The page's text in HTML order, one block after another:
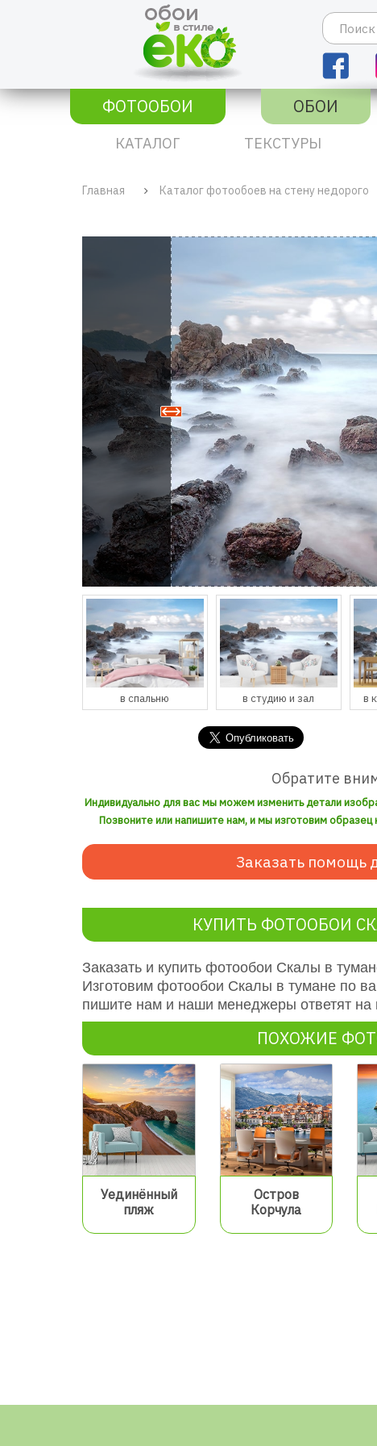
ФОТООБОИ
ОБОИ
КАТАЛОГ ТЕКСТУРЫ
Главная Каталог фотообоев на стену недорого
в студию и зал в кухню и столовую
Обратите
Индивидуально для вас мы можем изменить детали
Позвоните или напишите нам, и мы изготовим образец
Заказать помощь
КУПИТЬ ФОТООБОИ
Заказать и купить фотообои Скалы в
Изготовим фотообои Скалы в тумане по
пишите нам и наши менеджеры ответят
ПОХОЖИЕ
Уединённый
пляж
Остров
Корчула